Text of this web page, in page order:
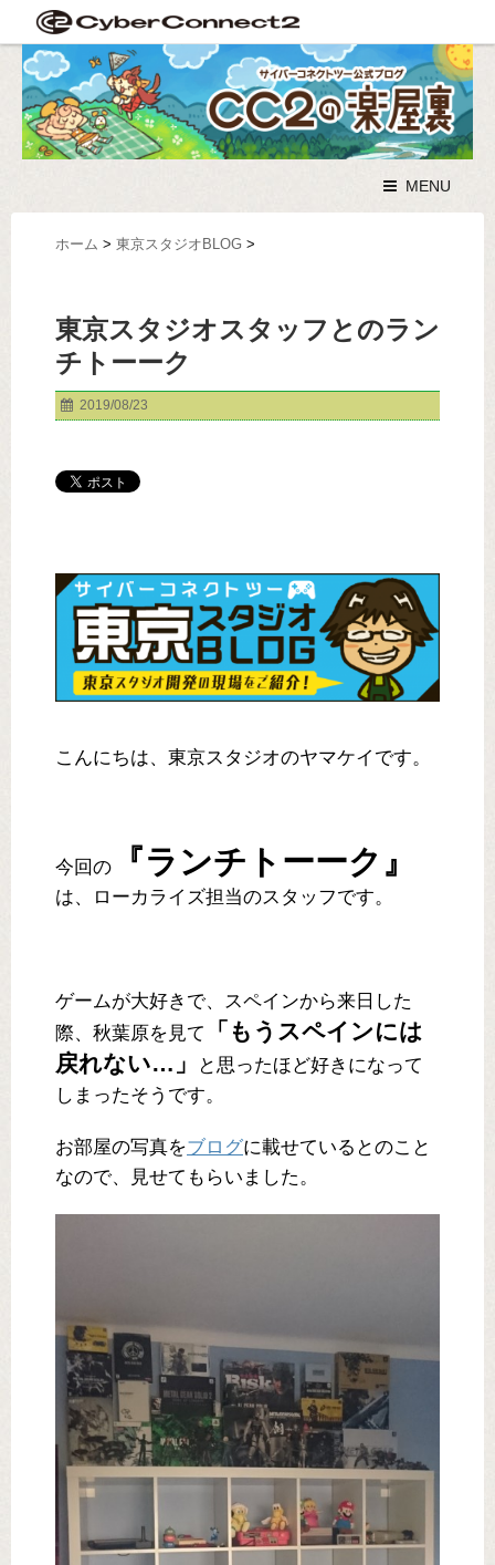
MENU
ホーム > 東京スタジオBLOG >
東京スタジオスタッフとのラン
チトーーク
2019/08/23
こんにちは、東京スタジオのヤマケイです。
今回の 『ランチトーーク』
は、ローカライズ担当のスタッフです。
ゲームが大好きで、スペインから来日した
際、秋葉原を見て
「もうスペインには
戻れない…」
と思ったほど好きになって
しまったそうです。
お部屋の写真をブログに載せているとのこと
なので、見せてもらいました。